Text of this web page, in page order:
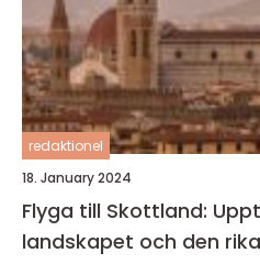
redaktionel
18. January 2024
Flyga till Skottland:
landskapet och den